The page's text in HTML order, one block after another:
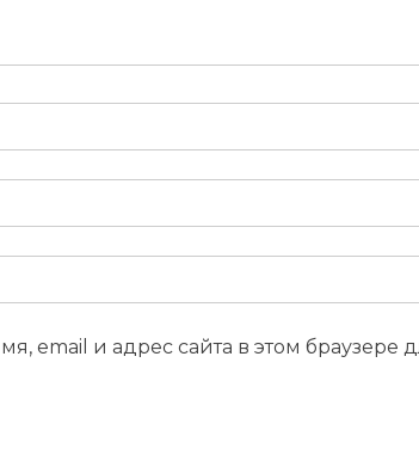
email и адрес сайта в этом